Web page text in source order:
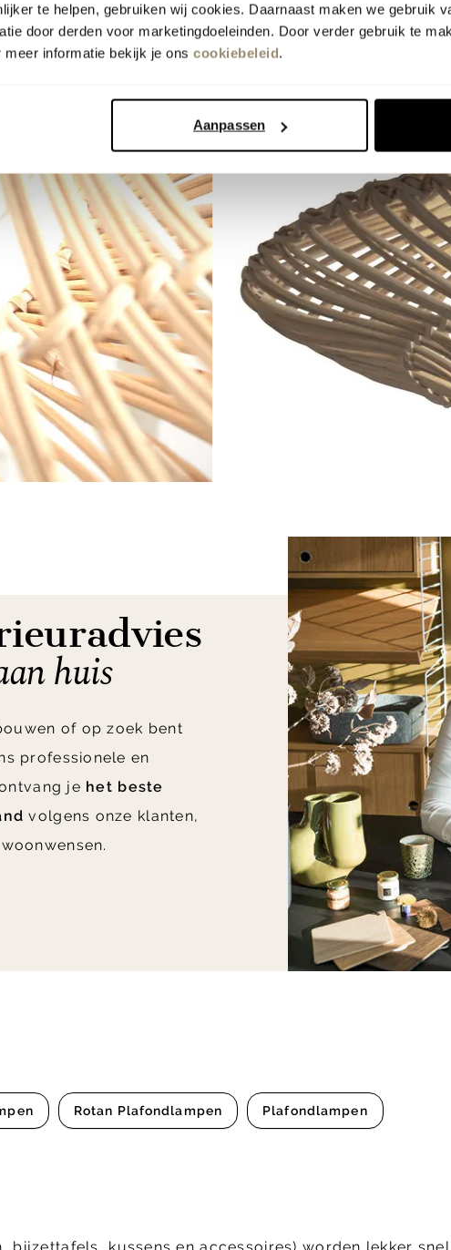
te helpen, gebruiken wij cookies. Daarnaast maken we gebruik
door derden voor marketingdoeleinden. Door verder gebruik te
meer informatie bekijk je ons cookiebeleid.
Aanpassen
huis
of op zoek bent
professionele en
je het beste
volgens onze klanten,
Rotan Plafondlampen Plafondlampen